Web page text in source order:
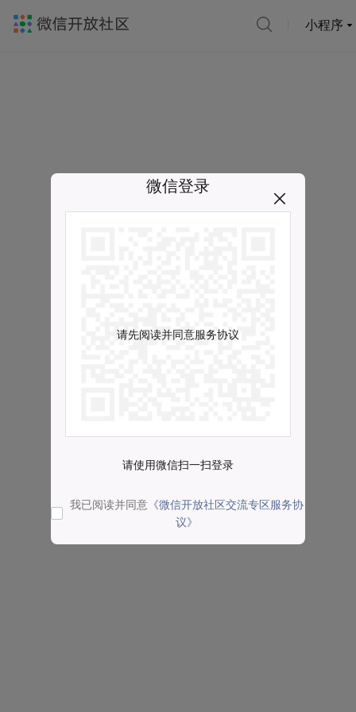
小程序
微信登录
请先阅读并同意服务协议
请使用微信扫一扫登录
我已阅读并同意 《微信开放社区交流专区服务协
议》